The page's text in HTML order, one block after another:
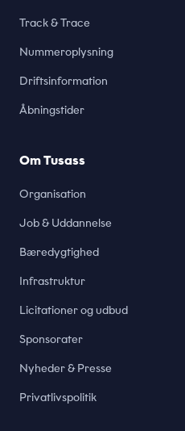
Track & Trace
Nummeroplysning
Driftsinformation
Åbningstider
Om Tusass
Organisation
Job & Uddannelse
Bæredygtighed
Infrastruktur
Licitationer og udbud
Sponsorater
Nyheder & Presse
Privatlivspolitik